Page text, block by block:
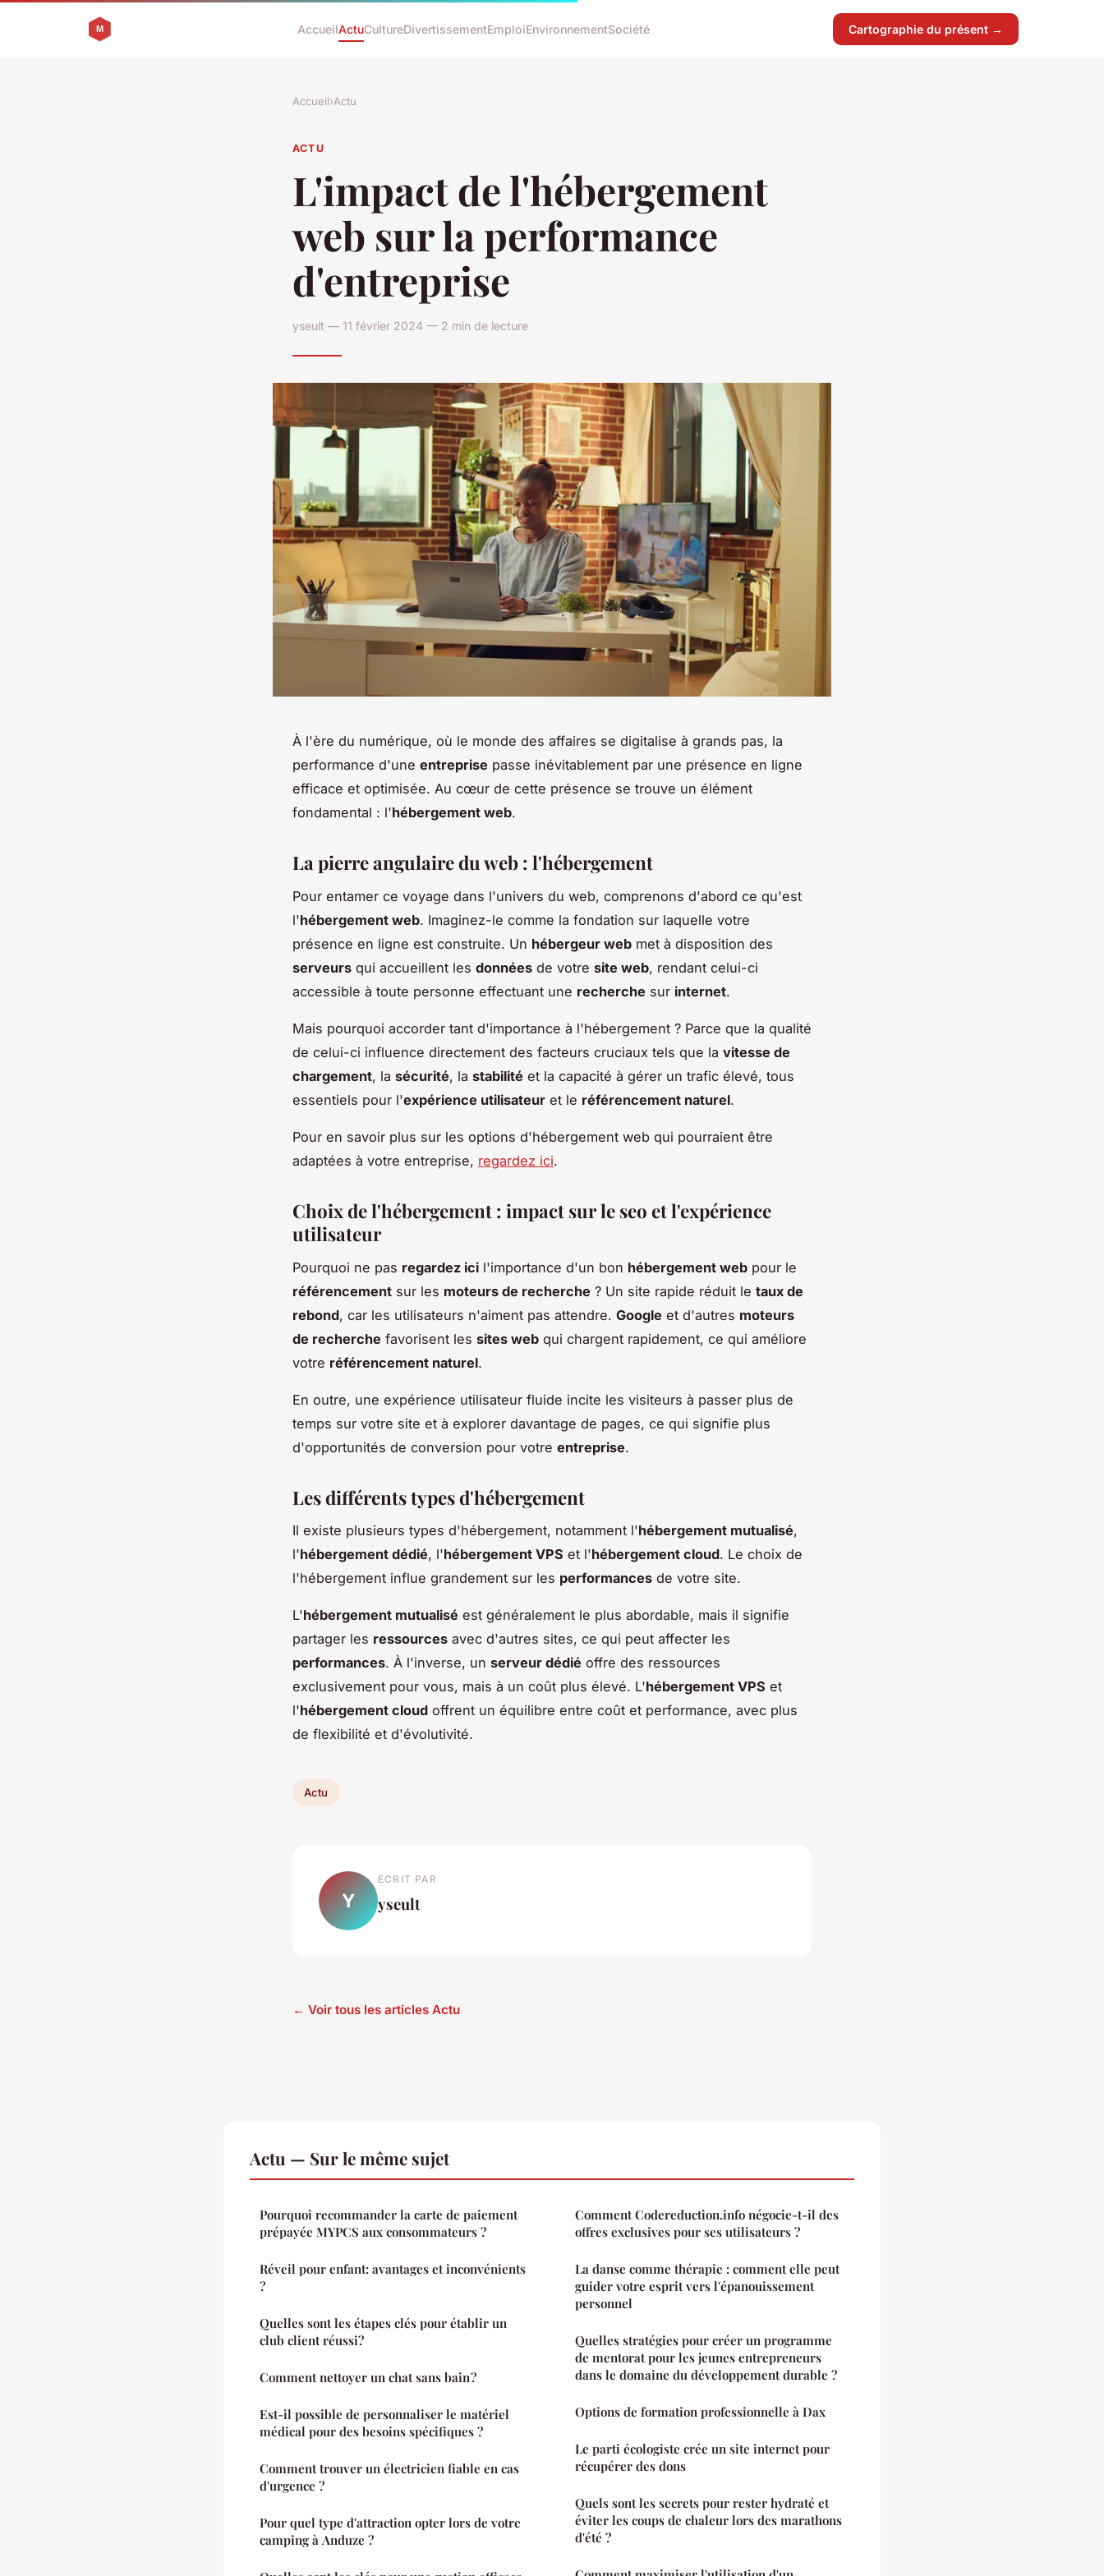
AccueilActuCultureDivertissementEmploiEnvironnementSociété Cartographie du présent →
Accueil›Actu
ACTU
L'impact de l'hébergement
web sur la performance
d'entreprise
yseult — 11 février 2024 — 2 min de lecture
À l'ère du numérique, où le monde des affaires se digitalise à grands pas, la
performance d'une entreprise passe inévitablement par une présence en ligne
efficace et optimisée. Au cœur de cette présence se trouve un élément
fondamental : l'hébergement web.
La pierre angulaire du web : l'hébergement
Pour entamer ce voyage dans l'univers du web, comprenons d'abord ce qu'est
l'hébergement web. Imaginez-le comme la fondation sur laquelle votre
présence en ligne est construite. Un hébergeur web met à disposition des
serveurs qui accueillent les données de votre site web, rendant celui-ci
accessible à toute personne effectuant une recherche sur internet.
Mais pourquoi accorder tant d'importance à l'hébergement ? Parce que la qualité
de celui-ci influence directement des facteurs cruciaux tels que la vitesse de
chargement, la sécurité, la stabilité et la capacité à gérer un trafic élevé, tous
essentiels pour l'expérience utilisateur et le référencement naturel.
Pour en savoir plus sur les options d'hébergement web qui pourraient être
adaptées à votre entreprise, regardez ici.
Choix de l'hébergement : impact sur le seo et l'expérience
utilisateur
Pourquoi ne pas regardez ici l'importance d'un bon hébergement web pour le
référencement sur les moteurs de recherche ? Un site rapide réduit le taux de
rebond, car les utilisateurs n'aiment pas attendre. Google et d'autres moteurs
de recherche favorisent les sites web qui chargent rapidement, ce qui améliore
votre référencement naturel.
En outre, une expérience utilisateur fluide incite les visiteurs à passer plus de
temps sur votre site et à explorer davantage de pages, ce qui signifie plus
d'opportunités de conversion pour votre entreprise.
Les différents types d'hébergement
Il existe plusieurs types d'hébergement, notamment l'hébergement mutualisé,
l'hébergement dédié, l'hébergement VPS et l'hébergement cloud. Le choix de
l'hébergement influe grandement sur les performances de votre site.
L'hébergement mutualisé est généralement le plus abordable, mais il signifie
partager les ressources avec d'autres sites, ce qui peut affecter les
performances. À l'inverse, un serveur dédié offre des ressources
exclusivement pour vous, mais à un coût plus élevé. L'hébergement VPS et
l'hébergement cloud offrent un équilibre entre coût et performance, avec plus
de flexibilité et d'évolutivité.
Actu
Y
ECRIT PAR
yseult
← Voir tous les articles Actu
Actu — Sur le même sujet
Pourquoi recommander la carte de paiement
prépayée MYPCS aux consommateurs ?
Réveil pour enfant: avantages et inconvénients
?
Quelles sont les étapes clés pour établir un
club client réussi?
Comment nettoyer un chat sans bain ?
Est-il possible de personnaliser le matériel
médical pour des besoins spécifiques ?
Comment trouver un électricien fiable en cas
d'urgence ?
Pour quel type d'attraction opter lors de votre
camping à Anduze ?
Comment Codereduction.info négocie-t-il des
offres exclusives pour ses utilisateurs ?
La danse comme thérapie : comment elle peut
guider votre esprit vers l'épanouissement
personnel
Quelles stratégies pour créer un programme
de mentorat pour les jeunes entrepreneurs
dans le domaine du développement durable ?
Options de formation professionnelle à Dax
Le parti écologiste crée un site internet pour
récupérer des dons
Quels sont les secrets pour rester hydraté et
éviter les coups de chaleur lors des marathons
d'été ?